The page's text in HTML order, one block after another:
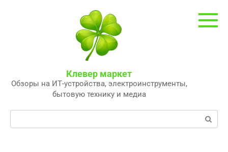
Клевер маркет
Обзоры на ИТ-устройства, электроинструменты,
бытовую технику и медиа
Поиск: